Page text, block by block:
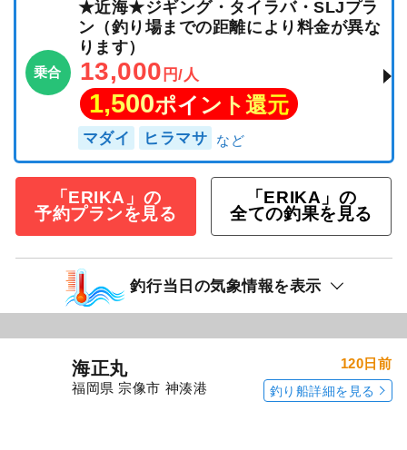
乗合
★近海★ジギング・タイラバ・SLJプラ
ン（釣り場までの距離により料金が異な
ります）
13,000 円/人
1,500ポイント還元
マダイ ヒラマサ
「ERIKA」の
予約プランを見る
「ERIKA」の
全ての釣果を見る
釣行当日の気象情報を表示
海正丸
福岡県 宗像市 神湊港
120日前
釣り船詳細を見る